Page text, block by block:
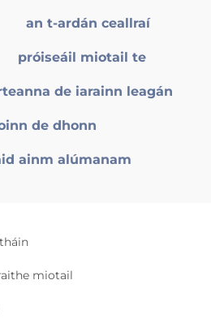
an t-ardán ceallraí
próiseáil miotail te
de iarainn leagán
de dhonn
ainm alúmanam
miotail